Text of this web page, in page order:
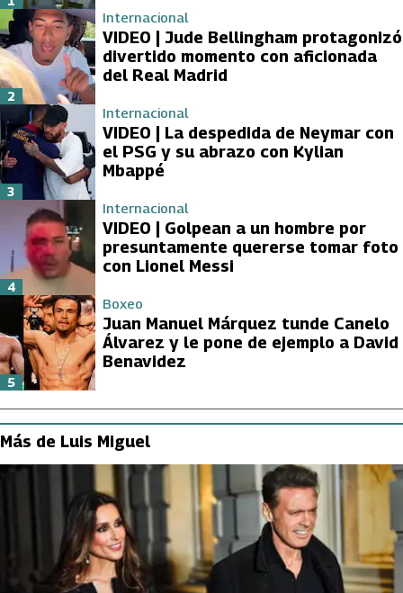
Internacional
VIDEO | Jude Bellingham protagonizó
divertido momento con aficionada
del Real Madrid
2
Internacional
VIDEO | La despedida de Neymar con
el PSG y su abrazo con Kylian
Mbappé
3
Internacional
VIDEO | Golpean a un hombre por
presuntamente quererse tomar foto
con Lionel Messi
4
Boxeo
Juan Manuel Márquez tunde Canelo
Álvarez y le pone de ejemplo a David
Benavidez
5
Más de Luis Miguel